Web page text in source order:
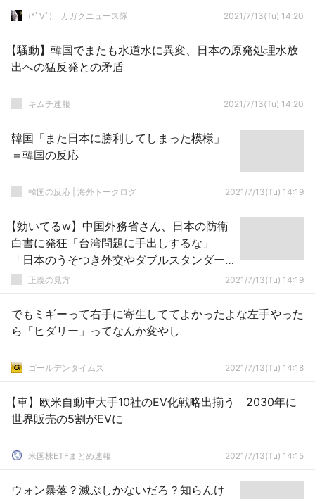
(*ﾟ∀ﾟ)ゞカガクニュース隊 2021/7/13(Tu) 14:20
【騒動】韓国でまたも水道水に異変、日本の原発処理水放
出への猛反発との矛盾
キムチ速報 2021/7/13(Tu) 14:20
韓国「また日本に勝利してしまった模様」
＝韓国の反応
韓国の反応 | 海外トークログ 2021/7/13(Tu) 14:19
【効いてるw】中国外務省さん、日本の防衛
白書に発狂「台湾問題に手出しするな」
「日本のうそつき外交やダブルスタンダー
ドは終わりにしよう」
正義の見方 2021/7/13(Tu) 14:19
でもミギーって右手に寄生しててよかったよな左手やった
ら「ヒダリー」ってなんか変やし
ゴールデンタイムズ 2021/7/13(Tu) 14:18
【車】欧米自動車大手10社のEV化戦略出揃う 2030年に
世界販売の5割がEVに
米国株ETFまとめ速報 2021/7/13(Tu) 14:15
ウォン暴落？滅ぶしかないだろ？知らんけ